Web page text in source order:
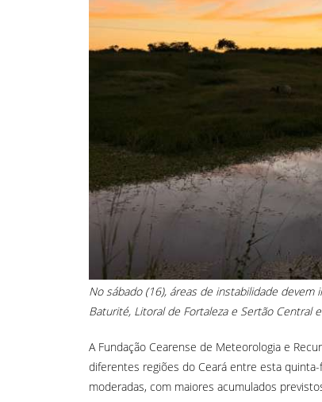
No sábado (16), áreas de instabilidade
Baturité, Litoral de Fortaleza e Sertão Central
A Fundação Cearense de Meteorologia e
diferentes regiões do Ceará entre esta
moderadas, com maiores acumulados